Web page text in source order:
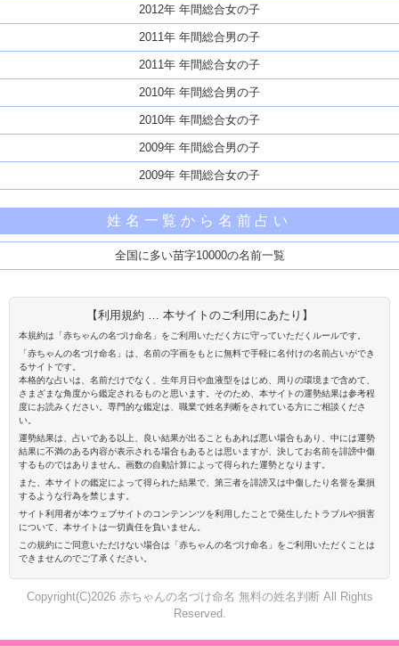
2012年 年間総合女の子
2011年 年間総合男の子
2011年 年間総合女の子
2010年 年間総合男の子
2010年 年間総合女の子
2009年 年間総合男の子
2009年 年間総合女の子
姓名一覧から名前占い
全国に多い苗字10000の名前一覧
【利用規約 … 本サイトのご利用にあたり】
本規約は「赤ちゃんの名づけ命名」をご利用いただく方に守っていただくルールです。
「赤ちゃんの名づけ命名」は、名前の字画をもとに無料で手軽に名付けの名前占いができ
るサイトです。
本格的な占いは、名前だけでなく、生年月日や血液型をはじめ、周りの環境まで含めて、
さまざまな角度から鑑定されるものと思います。そのため、本サイトの運勢結果は参考程
度にお読みください。専門的な鑑定は、職業で姓名判断をされている方にご相談くださ
い。
運勢結果は、占いである以上、良い結果が出ることもあれば悪い場合もあり、中には運勢
結果に不満のある内容が表示される場合もあるとは思いますが、決してお名前を誹謗中傷
するものではありません。画数の自動計算によって得られた運勢となります。
また、本サイトの鑑定によって得られた結果で、第三者を誹謗又は中傷したり名誉を棄損
するような行為を禁じます。
サイト利用者が本ウェブサイトのコンテンンツを利用したことで発生したトラブルや損害
について、本サイトは一切責任を負いません。
この規約にご同意いただけない場合は「赤ちゃんの名づけ命名」をご利用いただくことは
できませんのでご了承ください。
Copyright(C)2026 赤ちゃんの名づけ命名 無料の姓名判断 All Rights
Reserved.